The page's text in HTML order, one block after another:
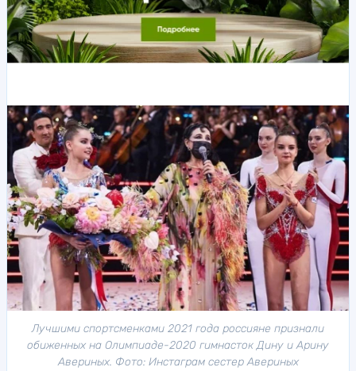
Лучшими спортсменками 2021 года россияне признали
обиженных на Олимпиаде-2020 гимнасток Дину и Арину
Авериных. Фото: Инстаграм сестер Авериных